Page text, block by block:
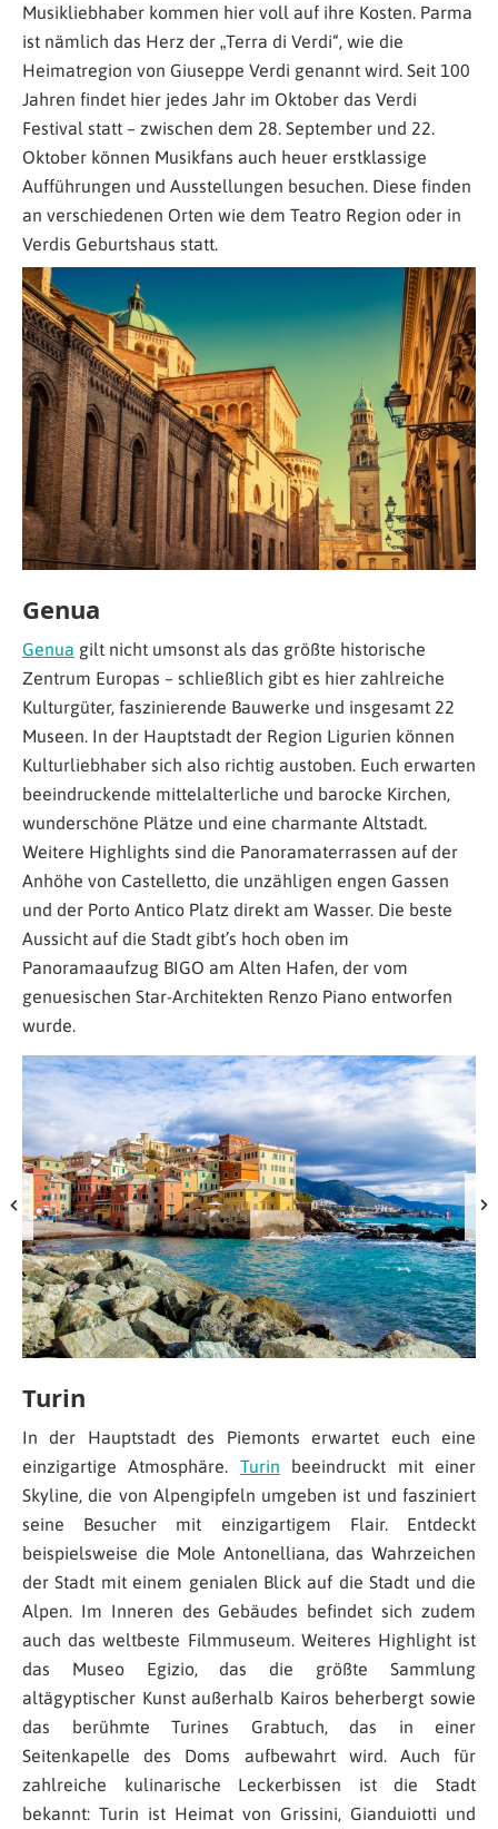
Musikliebhaber kommen hier voll auf ihre Kosten. Parma
ist nämlich das Herz der „Terra di Verdi“, wie die
Heimatregion von Giuseppe Verdi genannt wird. Seit 100
Jahren findet hier jedes Jahr im Oktober das Verdi
Festival statt – zwischen dem 28. September und 22.
Oktober können Musikfans auch heuer erstklassige
Aufführungen und Ausstellungen besuchen. Diese finden
an verschiedenen Orten wie dem Teatro Region oder in
Verdis Geburtshaus statt.
Genua
Genua gilt nicht umsonst als das größte historische
Zentrum Europas – schließlich gibt es hier zahlreiche
Kulturgüter, faszinierende Bauwerke und insgesamt 22
Museen. In der Hauptstadt der Region Ligurien können
Kulturliebhaber sich also richtig austoben. Euch erwarten
beeindruckende mittelalterliche und barocke Kirchen,
wunderschöne Plätze und eine charmante Altstadt.
Weitere Highlights sind die Panoramaterrassen auf der
Anhöhe von Castelletto, die unzähligen engen Gassen
und der Porto Antico Platz direkt am Wasser. Die beste
Aussicht auf die Stadt gibt’s hoch oben im
Panoramaaufzug BIGO am Alten Hafen, der vom
genuesischen Star-Architekten Renzo Piano entworfen
wurde.
Turin
In der Hauptstadt des Piemonts erwartet euch eine
einzigartige Atmosphäre. Turin beeindruckt mit einer
Skyline, die von Alpengipfeln umgeben ist und fasziniert
seine Besucher mit einzigartigem Flair. Entdeckt
beispielsweise die Mole Antonelliana, das Wahrzeichen
der Stadt mit einem genialen Blick auf die Stadt und die
Alpen. Im Inneren des Gebäudes befindet sich zudem
auch das weltbeste Filmmuseum. Weiteres Highlight ist
das Museo Egizio, das die größte Sammlung
altägyptischer Kunst außerhalb Kairos beherbergt sowie
das berühmte Turines Grabtuch, das in einer
Seitenkapelle des Doms aufbewahrt wird. Auch für
zahlreiche kulinarische Leckerbissen ist die Stadt
bekannt: Turin ist Heimat von Grissini, Gianduiotti und